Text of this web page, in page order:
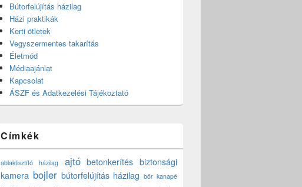
Bútorfelújítás házilag
Házi praktikák
Kerti ötletek
Vegyszermentes takarítás
Életmód
Médiaajánlat
Kapcsolat
ÁSZF és Adatkezelési Tájékoztató
Címkék
ablaktisztító házilag ajtó betonkerítés biztonsági
kamera bojler bútorfelújítás házilag bőr kanapé